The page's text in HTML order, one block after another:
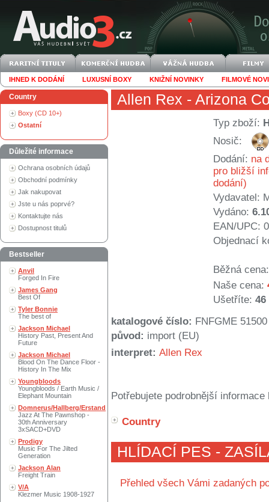
IHNED K DODÁNÍ LUXUSNÍ BOXY KNIŽNÍ NOVINKY FILMOVÉ
Country
Boxy (CD 10+)
Ostatní
Důležité informace
Ochrana osobních údajů
Obchodní podmínky
Jak nakupovat
Jste u nás poprvé?
Kontaktujte nás
Dostupnost titulů
Bestseller
Anvil
Forged In Fire
James Gang
Best Of
Tyler Bonnie
The best of
Jackson Michael
History Past, Present And
Future
Jackson Michael
Blood On The Dance Floor -
History In The Mix
Youngbloods
Youngbloods / Earth Music /
Elephant Mountain
Domnerus/Hallberg/Erstand
Jazz At The Pawnshop -
30th Anniversary
3xSACD+DVD
Prodigy
Music For The Jilted
Generation
Jackson Alan
Freight Train
V/A
Klezmer Music 1908-1927
Allen Rex - Arizona
Typ zboží:
Nosič:
Dodání: na
pro bližší
dodání)
Vydavatel:
Vydáno:
EAN/UPC:
Objednací
Běžná cena:
Naše cena:
Ušetříte: 46
katalogové číslo: FNFGME 51500
původ: import (EU)
interpret: Allen Rex
Potřebujete podrobnější
Country
HLÍDACÍ PES -
Přehled všech Vámi zadaných